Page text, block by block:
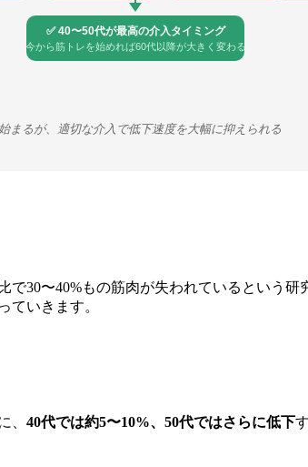
✅ 40〜50代が最高の介入タイミング
今から筋トレを始めれば60代以降が大きく変わる
まるが、適切な介入で低下速度を大幅に抑えられる
で30〜40%もの筋肉が失われているという
ていきます。
、 40代では約5〜10%、50代ではさらに低下